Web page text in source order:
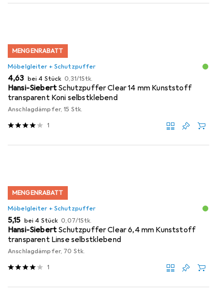
MENGENRABATT
Möbelgleiter + Schutzpuffer
EUR
4,63 bei 4 Stück EUR
0,31/1Stk.
Hansi-Siebert Schutzpuffer Clear 14 mm Kunststoff
transparent Koni selbstklebend
Anschlagdämpfer, 15 Stk.
1
MENGENRABATT
Möbelgleiter + Schutzpuffer
EUR
5,15 bei 4 Stück EUR
0,07/1Stk.
Hansi-Siebert Schutzpuffer Clear 6,4 mm Kunststoff
transparent Linse selbstklebend
Anschlagdämpfer, 70 Stk.
1